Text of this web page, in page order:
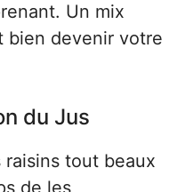
Un mix
bien devenir votre
du Jus
raisins tout beaux
de les